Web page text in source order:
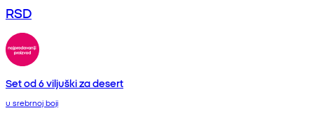
RSD
Set od 6 viljuški za desert
u srebrnoj boji